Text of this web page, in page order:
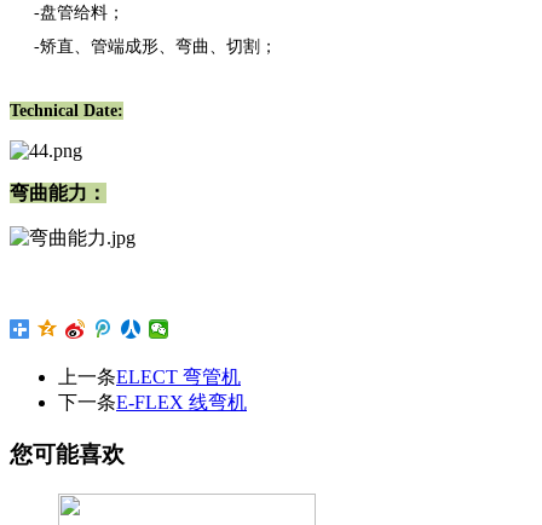
-盘管给料；
-矫直、管端成形、弯曲、切割；
Technical Date:
弯曲能力：
上一条ELECT 弯管机
下一条E-FLEX 线弯机
您可能喜欢